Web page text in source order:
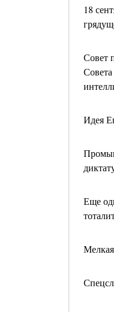
18
Совет
Совета
Идея
Еще